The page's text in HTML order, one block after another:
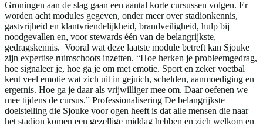
Groningen aan de slag gaan een aantal korte cursussen volgen. Er
worden acht modules gegeven, onder meer over stadionkennis,
gastvrijheid en klantvriendelijkheid, brandveiligheid, hulp bij
noodgevallen en, voor stewards één van de belangrijkste,
gedragskennis. Vooral wat deze laatste module betreft kan Sjouke
zijn expertise ruimschoots inzetten. “Hoe herken je probleemgedrag,
hoe signaleer je, hoe ga je om met emotie. Sport en zeker voetbal
kent veel emotie wat zich uit in gejuich, schelden, aanmoediging en
ergernis. Hoe ga je daar als vrijwilliger mee om. Daar oefenen we
mee tijdens de cursus.” Professionalisering De belangrijkste
doelstelling die Sjouke voor ogen heeft is dat alle mensen die naar
het stadion komen een gezellige middag hebben en zich welkom en